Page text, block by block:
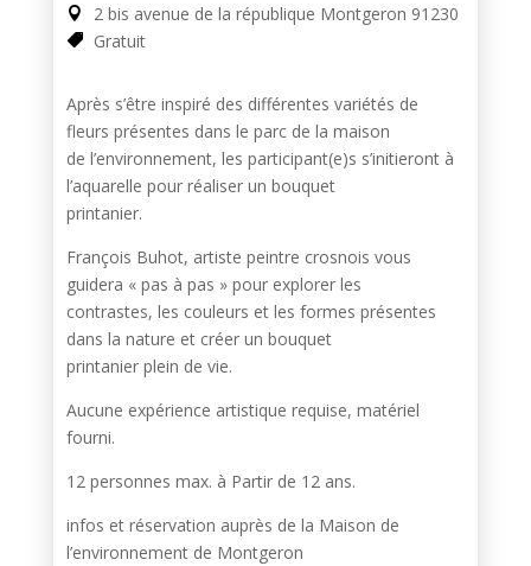
2 bis avenue de la république Montgeron 91230
Gratuit
Après s’être inspiré des différentes variétés de
fleurs présentes dans le parc de la maison
de l’environnement, les participant(e)s s’initieront à
l’aquarelle pour réaliser un bouquet
printanier.
François Buhot, artiste peintre crosnois vous
guidera « pas à pas » pour explorer les
contrastes, les couleurs et les formes présentes
dans la nature et créer un bouquet
printanier plein de vie.
Aucune expérience artistique requise, matériel
fourni.
12 personnes max. à Partir de 12 ans.
infos et réservation auprès de la Maison de
l’environnement de Montgeron